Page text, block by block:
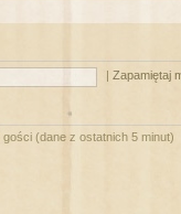
Zapamiętaj
(dane z ostatnich 5 minut)